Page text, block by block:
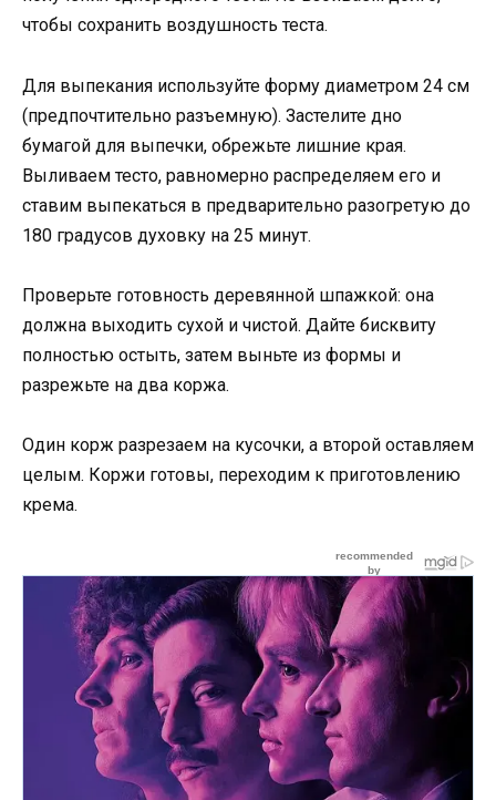
чтобы сохранить воздушность теста.
Для выпекания используйте форму диаметром 24 см
(предпочтительно разъемную). Застелите дно
бумагой для выпечки, обрежьте лишние края.
Выливаем тесто, равномерно распределяем его и
ставим выпекаться в предварительно разогретую до
180 градусов духовку на 25 минут.
Проверьте готовность деревянной шпажкой: она
должна выходить сухой и чистой. Дайте бисквиту
полностью остыть, затем выньте из формы и
разрежьте на два коржа.
Один корж разрезаем на кусочки, а второй оставляем
целым. Коржи готовы, переходим к приготовлению
крема.